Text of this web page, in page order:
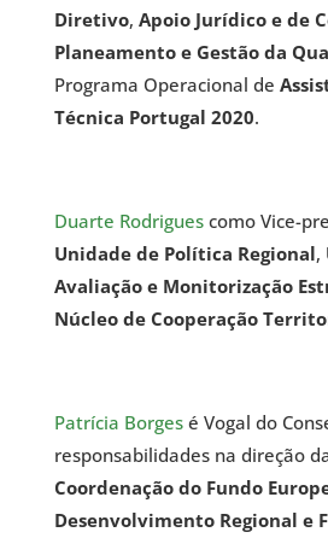
Diretivo, Apoio Jurídico e de
Planeamento e Gestão da
Programa Operacional de
Técnica Portugal 2020.
Duarte Rodriguescomo Vice-
Unidade de Política Regional,
Avaliação e Monitorização
Núcleo de Cooperação
Patrícia Borgesé Vogal do
responsabilidades na direção
Coordenação do Fundo
Desenvolvimento Regional e